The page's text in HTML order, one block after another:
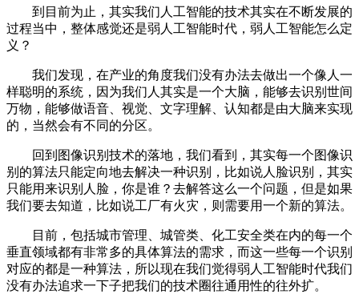
到目前为止，其实我们人工智能的技术其实在不断发展的
过程当中，整体感觉还是弱人工智能时代，弱人工智能怎么定
义？
我们发现，在产业的角度我们没有办法去做出一个像人一
样聪明的系统，因为我们人其实是一个大脑，能够去识别世间
万物，能够做语音、视觉、文字理解、认知都是由大脑来实现
的，当然会有不同的分区。
回到图像识别技术的落地，我们看到，其实每一个图像识
别的算法只能定向地去解决一种识别，比如说人脸识别，其实
只能用来识别人脸，你是谁？去解答这么一个问题，但是如果
我们要去知道，比如说工厂有火灾，则需要用一个新的算法。
目前，包括城市管理、城管类、化工安全类在内的每一个
垂直领域都有非常多的具体算法的需求，而这一些每一个识别
对应的都是一种算法，所以现在我们觉得弱人工智能时代我们
没有办法追求一下子把我们的技术圈往通用性的往外扩。